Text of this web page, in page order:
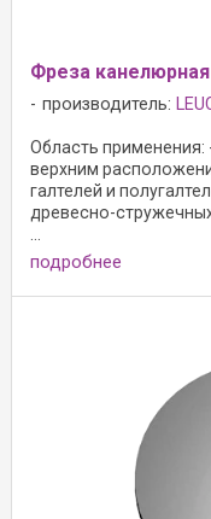
Фреза
производитель:
Область применения:
верхним
галтелей и
древесно-
подробнее